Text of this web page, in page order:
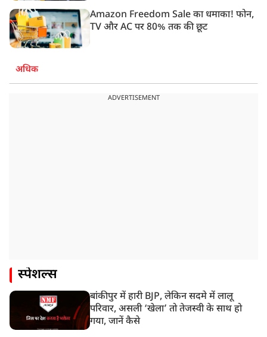
Amazon Freedom Sale का धमाका! फोन,
TV और AC पर 80% तक की छूट
अधिक
ADVERTISEMENT
स्पेशल्स
बांकीपुर में हारी BJP, लेकिन सदमे में लालू
परिवार, असली ‘खेला’ तो तेजस्वी के साथ हो
गया, जानें कैसे